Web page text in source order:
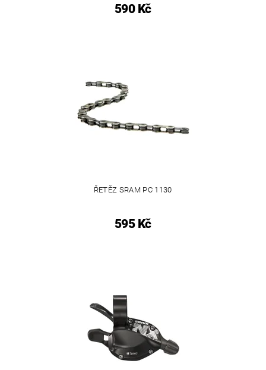
590 Kč
ŘETĚZ SRAM PC 1130
595 Kč